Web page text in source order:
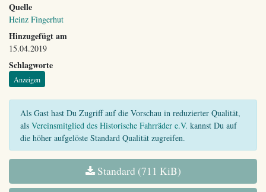
Quelle
Heinz Fingerhut
Hinzugefügt am
15.04.2019
Schlagworte
Anzeigen
Als Gast hast Du Zugriff auf die Vorschau in reduzierter Qualität,
als Vereinsmitglied des Historische Fahrräder e.V. kannst Du auf
die höher aufgelöste Standard Qualität zugreifen.
Standard (711 KiB)